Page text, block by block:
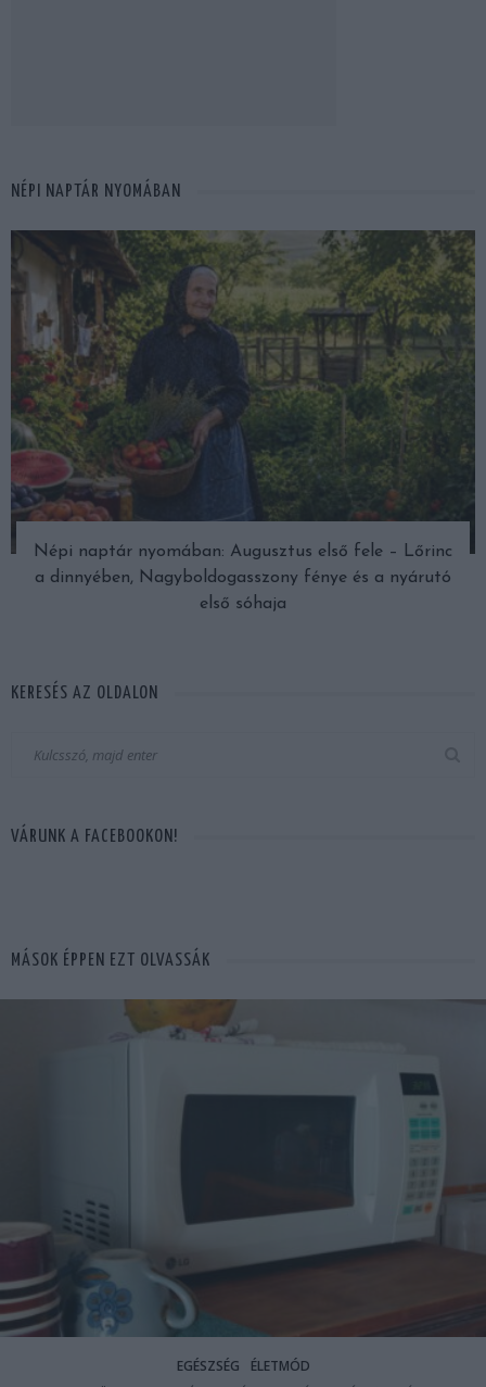
NÉPI NAPTÁR NYOMÁBAN
Népi naptár nyomában: Augusztus első fele – Lőrinc
a dinnyében, Nagyboldogasszony fénye és a nyárutó
első sóhaja
KERESÉS AZ OLDALON
VÁRUNK A FACEBOOKON!
MÁSOK ÉPPEN EZT OLVASSÁK
EGÉSZSÉG ÉLETMÓD